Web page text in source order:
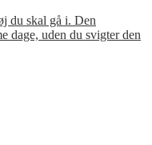
du skal gå i. Den
dage, uden du svigter den